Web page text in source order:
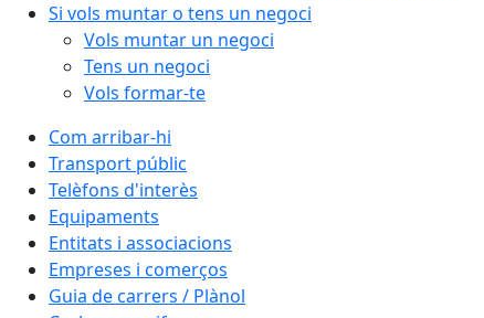
Si vols muntar o tens un negoci
Vols muntar un negoci
Tens un negoci
Vols formar-te
Com arribar-hi
Transport públic
Telèfons d'interès
Equipaments
Entitats i associacions
Empreses i comerços
Guia de carrers / Plànol